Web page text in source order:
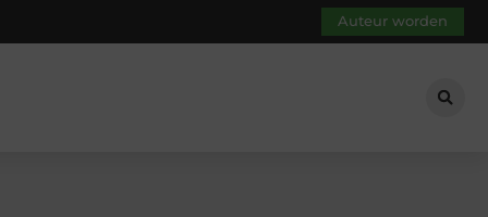
Auteur worden